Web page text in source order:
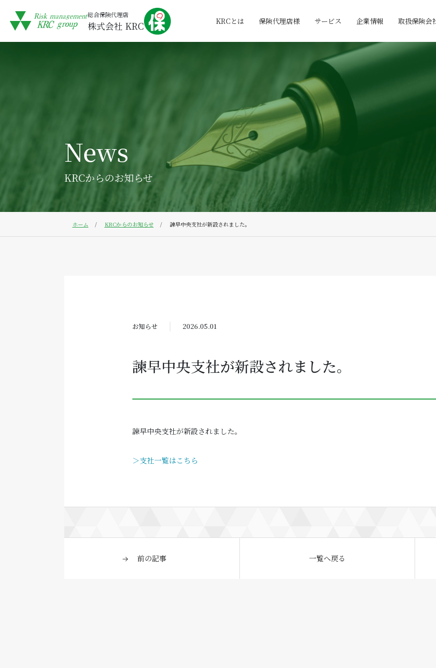
総合保険代理店
株式会社 KRC KRCとは 保険代理店様 サービス 企業情報 取扱保険会
News
KRCからのお知らせ
ホーム KRCからのお知らせ 諫早中央支社が新設されました。
お知らせ 2026.05.01
諫早中央支社が新設されました。
諫早中央支社が新設されました。
＞支社一覧はこちら
前の記事 一覧へ戻る